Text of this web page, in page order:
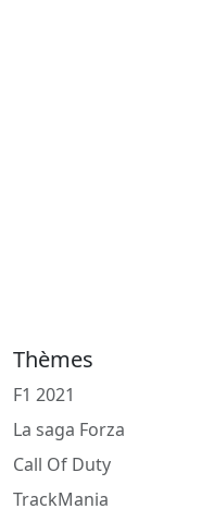
Thèmes
F1 2021
La saga Forza
Call Of Duty
TrackMania